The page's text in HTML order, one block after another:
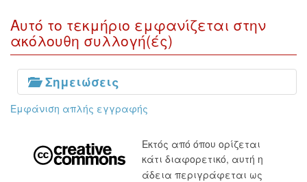
Αυτό το τεκμήριο εμφανίζεται στην
ακόλουθη συλλογή(ές)
Σημειώσεις
Εμφάνιση απλής εγγραφής
Εκτός από όπου ορίζεται
κάτι διαφορετικό, αυτή η
άδεια περιγράφεται ως